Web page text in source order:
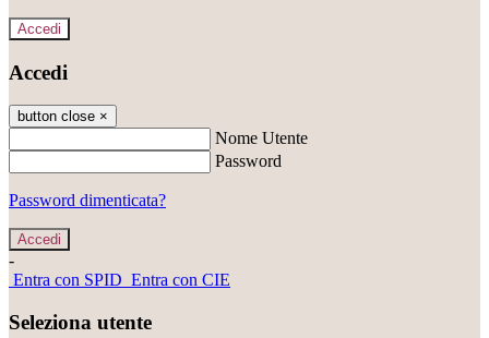
Accedi
Accedi
button close ×
Nome Utente
Password
Password dimenticata?
-
Entra con SPID Entra con CIE
Seleziona utente